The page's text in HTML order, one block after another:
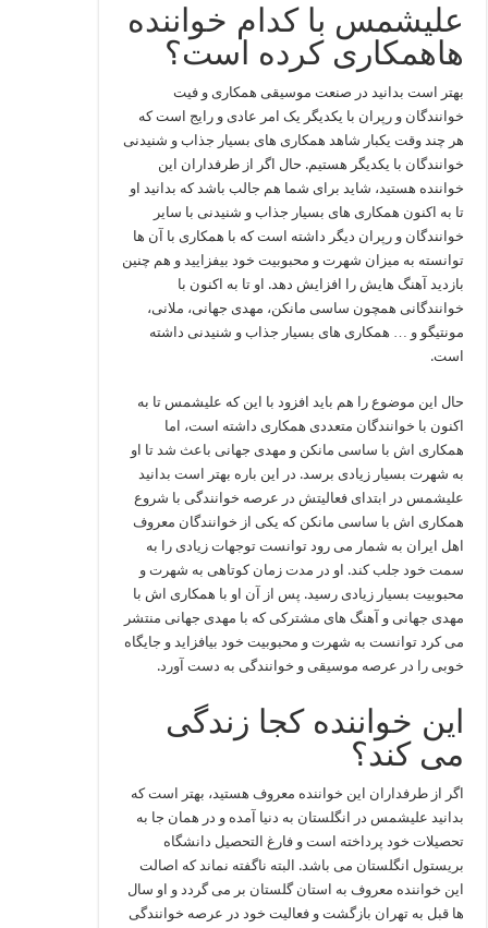
علیشمس با کدام خواننده
هاهمکاری کرده است؟
بهتر است بدانید در صنعت موسیقی همکاری و فیت
خوانندگان و رپران با یکدیگر یک امر عادی و رایج است که
هر چند وقت یکبار شاهد همکاری های بسیار جذاب و شنیدنی
خوانندگان با یکدیگر هستیم. حال اگر از طرفداران این
خواننده هستید، شاید برای شما هم جالب باشد که بدانید او
تا به اکنون همکاری‌ های بسیار جذاب و شنیدنی با سایر
خوانندگان و رپران دیگر داشته است که با همکاری با آن ها
توانسته به میزان شهرت و محبوبیت خود بیفزایید و هم چنین
بازدید آهنگ هایش را افزایش دهد. او تا به اکنون با
خوانندگانی همچون ساسی مانکن، مهدی جهانی، ملانی،
مونتیگو و … همکاری های بسیار جذاب و شنیدنی داشته
است.
حال این موضوع را هم باید افزود با این که علیشمس تا به
اکنون با خوانندگان متعددی همکاری داشته است، اما
همکاری‌ اش با ساسی مانکن و مهدی جهانی باعث شد تا او
به شهرت بسیار زیادی برسد. در این باره بهتر است بدانید
علیشمس در ابتدای فعالیتش در عرصه خوانندگی با شروع
همکاری اش با ساسی مانکن که یکی از خوانندگان معروف
اهل ایران به شمار می‌ رود توانست توجهات زیادی را به
سمت خود جلب کند. او در مدت زمان کوتاهی به شهرت و
محبوبیت بسیار زیادی رسید. پس از آن او با همکاری اش با
مهدی جهانی و آهنگ های مشترکی که با مهدی جهانی منتشر
می‌ کرد توانست به شهرت و محبوبیت خود بیافزاید و جایگاه
خوبی را در عرصه موسیقی و خوانندگی به دست آورد.
این خواننده کجا زندگی
می کند؟
اگر از طرفداران این خواننده معروف هستید، بهتر است که
بدانید علیشمس در انگلستان به دنیا آمده و در همان جا به
تحصیلات خود پرداخته است و فارغ التحصیل دانشگاه
بریستول انگلستان می باشد. البته ناگفته نماند که اصالت
این خواننده معروف به استان گلستان بر می‌ گردد و او سال‌
ها قبل به تهران بازگشت و فعالیت خود در عرصه خوانندگی